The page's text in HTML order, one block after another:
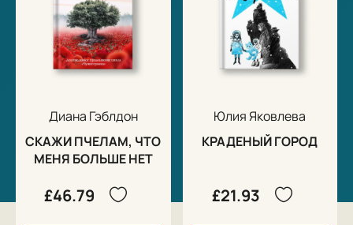
Диана Гэблдон
СКАЖИ ПЧЕЛАМ, ЧТО
МЕНЯ БОЛЬШЕ НЕТ
£46.79
Юлия Яковлева
КРАДЕНЫЙ ГОРОД
£21.93